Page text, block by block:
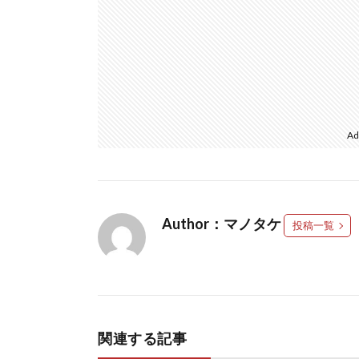
Author：マノタケ 投稿一覧
関連する記事